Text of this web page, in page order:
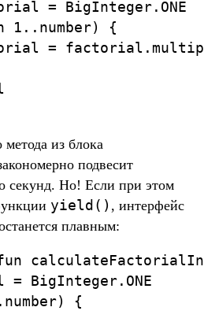
= BigInteger.ONE
1..number) {
=
метода из блока
подвесит
секунд. Но! Если при этом
yield() , интерфейс
плавным:
= BigInteger.ONE
{